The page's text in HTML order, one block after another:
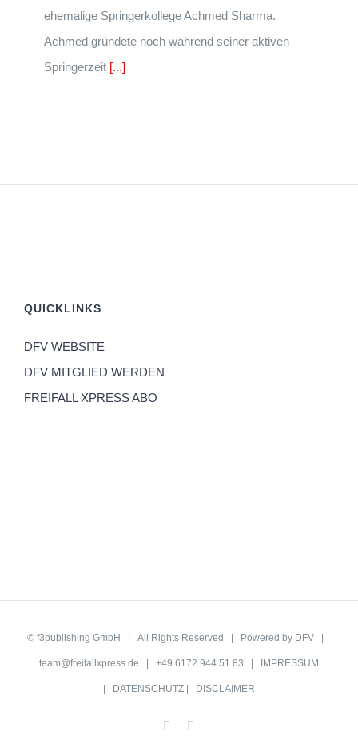
ehemalige Springerkollege Achmed Sharma.
Achmed gründete noch während seiner aktiven
Springerzeit [...]
QUICKLINKS
DFV WEBSITE
DFV MITGLIED WERDEN
FREIFALL XPRESS ABO
© f3publishing GmbH | All Rights Reserved | Powered by DFV
team@freifallxpress.de | +49 6172 944 51 83 | IMPRESSUM
DATENSCHUTZ DISCLAIMER
Facebook